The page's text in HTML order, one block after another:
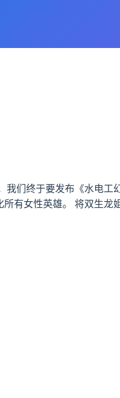
们终于要发布《水电工
有女性英雄。 将双生龙